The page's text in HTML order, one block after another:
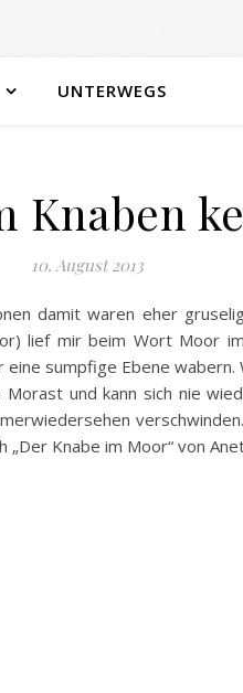
UNTERWEGS
Knaben
10. August 2013
damit waren eher
lief mir beim Wort Moor
eine sumpfige Ebene
und kann sich nie
„Der Knabe im Moor“ von